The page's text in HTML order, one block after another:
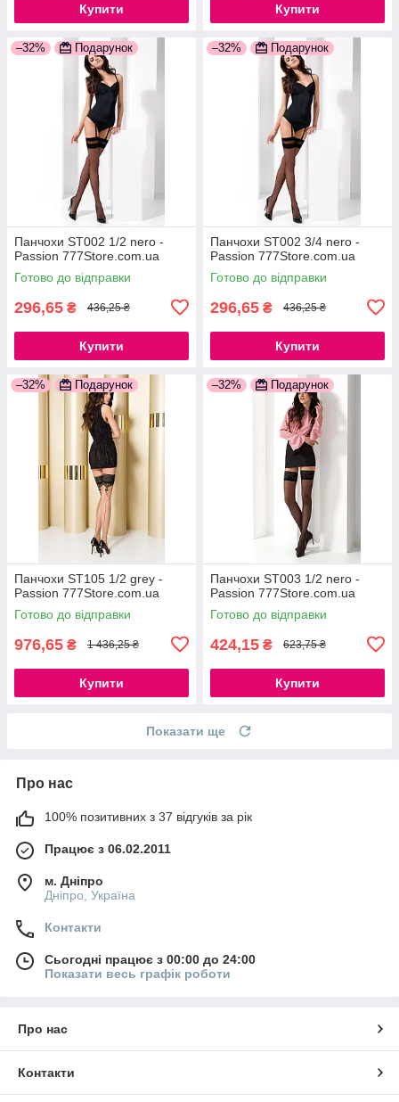
Купити Купити
–32% Подарунок
Панчохи ST002 1/2 nero -
Passion 777Store.com.ua
Готово до відправки
296,65 ₴ 436,25 ₴
Купити
–32% Подарунок
Панчохи ST002 3/4 nero -
Passion 777Store.com.ua
Готово до відправки
296,65 ₴ 436,25 ₴
Купити
–32% Подарунок
Панчохи ST105 1/2 grey -
Passion 777Store.com.ua
Готово до відправки
976,65 ₴ 1 436,25 ₴
Купити
–32% Подарунок
Панчохи ST003 1/2 nero -
Passion 777Store.com.ua
Готово до відправки
424,15 ₴ 623,75 ₴
Купити
Показати ще
Про нас
100% позитивних з 37 відгуків за рік
Працює з 06.02.2011
м. Дніпро
Дніпро, Україна
Контакти
Сьогодні працює з 00:00 до 24:00
Показати весь графік роботи
Про нас
Контакти